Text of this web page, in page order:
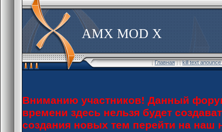
AMX MOD X
[Главная] [kill text
Вниманию участников! Данный
времени здесь нельзя будет
создания новых тем перейти на